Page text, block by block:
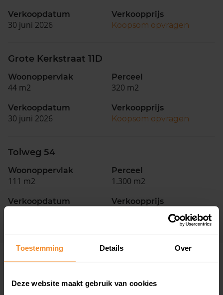
Toestemming Details Over
Deze website maakt gebruik van cookies
Verkoopdatum
30 juni 2026
Verkoopprijs
Koopsom opvragen
Grote Kerkstraat 11D
Woonoppervlak
44 m2
Perceel
320 m2
Verkoopdatum
30 juni 2026
Verkoopprijs
Koopsom opvragen
Tolweg 54
Woonoppervlak
111 m2
Perceel
1.300 m2
Verkoopdatum
Verkoopprijs
Koopsom opvragen
Woningen